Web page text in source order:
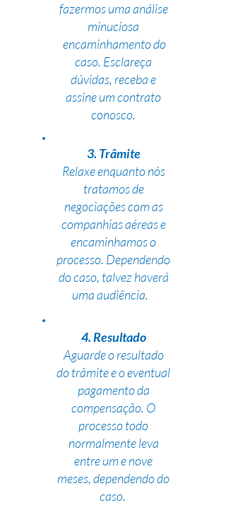
fazermos uma análise
minuciosa
encaminhamento do
caso. Esclareça
dúvidas, receba e
assine um contrato
conosco.
3. Trâmite
Relaxe enquanto nós
tratamos de
negociações com as
companhias aéreas e
encaminhamos o
processo. Dependendo
do caso, talvez haverá
uma audiência.
4. Resultado
Aguarde o resultado
do trâmite e o eventual
pagamento da
compensação. O
processo todo
normalmente leva
entre um e nove
meses, dependendo do
caso.